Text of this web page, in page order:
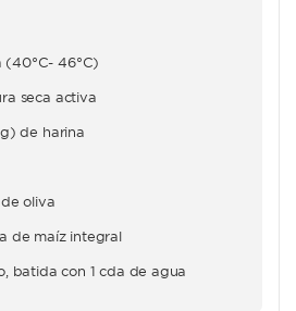
(40°C- 46°C)
seca activa
de harina
oliva
de maíz integral
batida con 1 cda de agua